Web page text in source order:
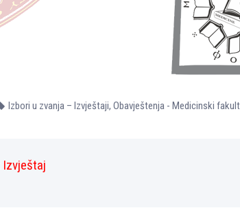
Izbori u zvanja – Izvještaji, Obavještenja - Medicinski
Izvještaj